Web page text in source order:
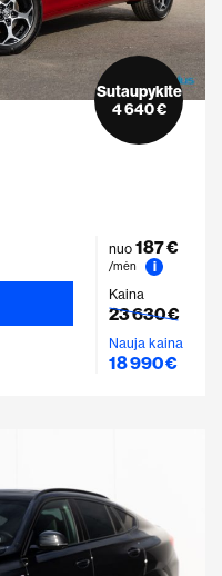
Sutaupykite
4 640 €
nuo 187 €
/mėn
i
Kaina
23 630 €
Nauja kaina
18 990 €